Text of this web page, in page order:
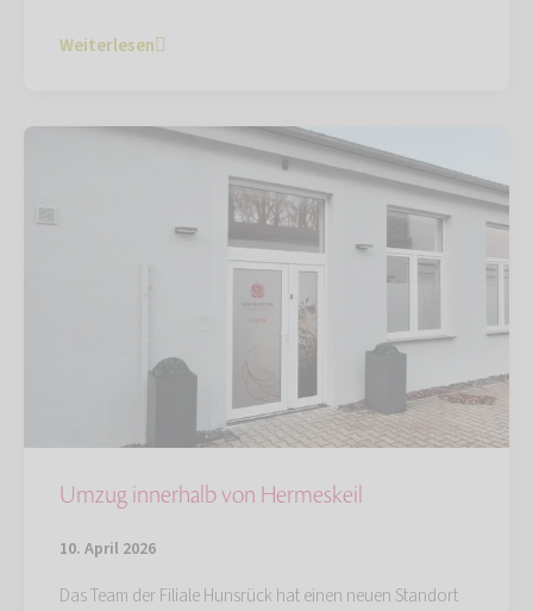
Weiterlesen
Umzug innerhalb von Hermeskeil
10. April 2026
Das Team der Filiale Hunsrück hat einen neuen Standort